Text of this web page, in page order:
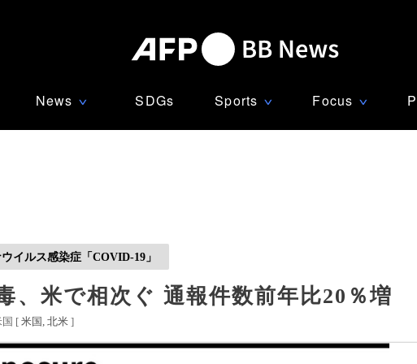
News ∨ SDGs Sports ∨ Focus ∨
イルス感染症「COVID-19」
、米で相次ぐ 通報件数前年比20％増
国 [ 米国 北米 ]